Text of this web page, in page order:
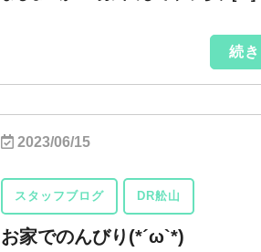
続
2023/06/15
スタッフブログ DR舩山
お家でのんびり(*´ω`*)